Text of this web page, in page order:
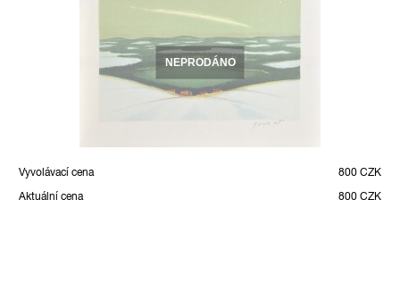
NEPRODÁNO
Vyvolávací cena
800 CZK
Aktuální cena
800 CZK